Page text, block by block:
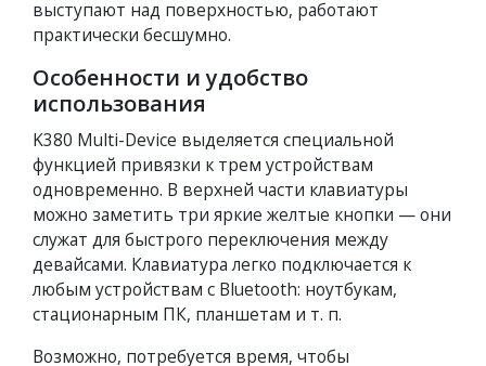
выступают над поверхностью, работают
практически бесшумно.
Особенности и удобство
использования
K380 Multi-Device выделяется специальной
функцией привязки к трем устройствам
одновременно. В верхней части клавиатуры
можно заметить три яркие желтые кнопки — они
служат для быстрого переключения между
девайсами. Клавиатура легко подключается к
любым устройствам с Bluetooth: ноутбукам,
стационарным ПК, планшетам и т. п.
Возможно, потребуется время, чтобы